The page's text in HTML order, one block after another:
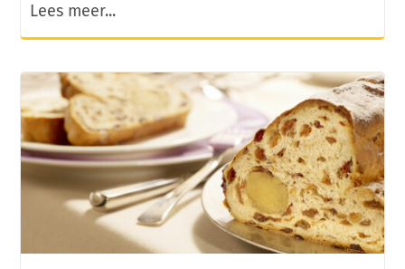
Lees meer...